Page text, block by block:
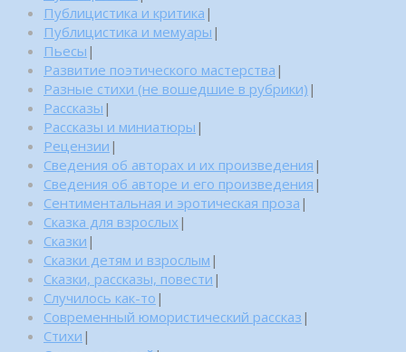
Публицистика и критика |
Публицистика и мемуары |
Пьесы |
Развитие поэтического мастерства |
Разные стихи (не вошедшие в рубрики) |
Рассказы |
Рассказы и миниатюры |
Рецензии |
Сведения об авторах и их произведения |
Сведения об авторе и его произведения |
Сентиментальная и эротическая проза |
Сказка для взрослых |
Сказки |
Сказки детям и взрослым |
Сказки, рассказы, повести |
Случилось как-то |
Современный юмористический рассказ |
Стихи |